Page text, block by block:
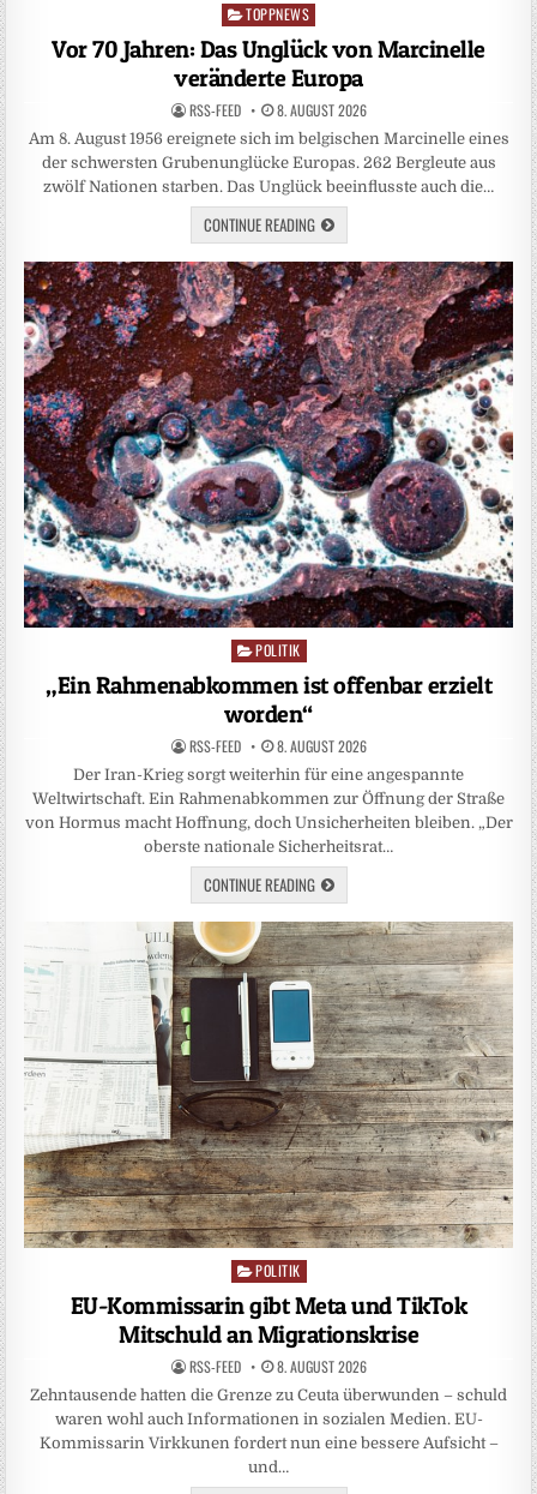
Posted
TOPPNEWS
Vor 70 Jahren: Das Unglück von Marcinelle
veränderte Europa
RSS-FEED 8. AUGUST 2026
Am 8. August 1956 ereignete sich im belgischen Marcinelle eines
der schwersten Grubenunglücke Europas. 262 Bergleute aus
zwölf Nationen starben. Das Unglück beeinflusste auch die…
CONTINUE READING
Posted
POLITIK
„Ein Rahmenabkommen ist offenbar erzielt
worden“
RSS-FEED 8. AUGUST 2026
Der Iran-Krieg sorgt weiterhin für eine angespannte
Weltwirtschaft. Ein Rahmenabkommen zur Öffnung der Straße
von Hormus macht Hoffnung, doch Unsicherheiten bleiben. „Der
oberste nationale Sicherheitsrat…
CONTINUE READING
Posted
in
POLITIK
EU-Kommissarin gibt Meta und TikTok
Mitschuld an Migrationskrise
RSS-FEED 8. AUGUST 2026
Zehntausende hatten die Grenze zu Ceuta überwunden – schuld
waren wohl auch Informationen in sozialen Medien. EU-
Kommissarin Virkkunen fordert nun eine bessere Aufsicht –
und…